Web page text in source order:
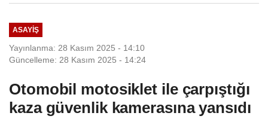
ASAYIŞ
Yayınlanma: 28 Kasım 2025 - 14:10
Güncelleme: 28 Kasım 2025 - 14:24
Otomobil motosiklet ile çarpıştığı
kaza güvenlik kamerasına yansıdı